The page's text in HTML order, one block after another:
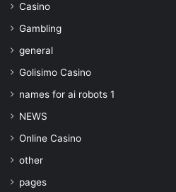
Casino
Gambling
general
Golisimo Casino
names for ai robots 1
NEWS
Online Casino
other
pages